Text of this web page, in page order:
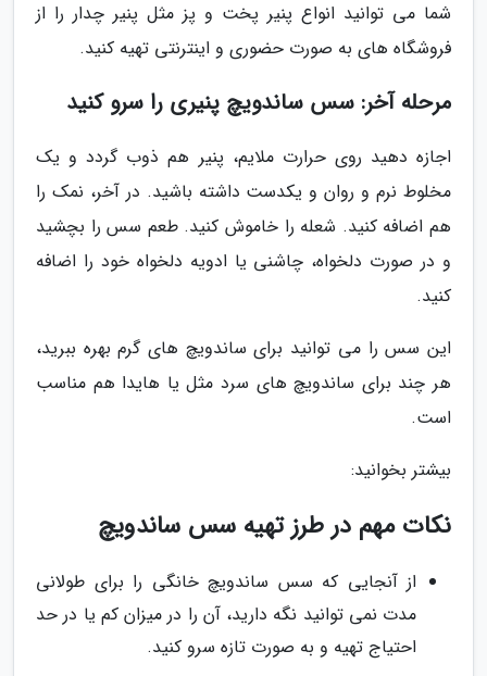
شما می توانید انواع پنیر پخت و پز مثل پنیر چدار را از
فروشگاه های به صورت حضوری و اینترنتی تهیه کنید.
مرحله آخر: سس ساندویچ پنیری را سرو کنید
اجازه دهید روی حرارت ملایم، پنیر هم ذوب گردد و یک
مخلوط نرم و روان و یکدست داشته باشید. در آخر، نمک را
هم اضافه کنید. شعله را خاموش کنید. طعم سس را بچشید
و در صورت دلخواه، چاشنی یا ادویه دلخواه خود را اضافه
کنید.
این سس را می توانید برای ساندویچ های گرم بهره ببرید،
هر چند برای ساندویچ های سرد مثل یا هایدا هم مناسب
است.
بیشتر بخوانید:
نکات مهم در طرز تهیه سس ساندویچ
از آنجایی که سس ساندویچ خانگی را برای طولانی
مدت نمی توانید نگه دارید، آن را در میزان کم یا در حد
احتیاج تهیه و به صورت تازه سرو کنید.